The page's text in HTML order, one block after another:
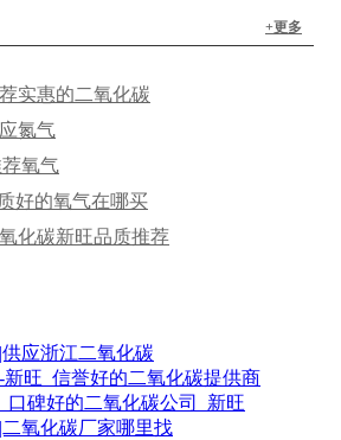
+更多
实惠的二氧化碳
氮气
氧气
好的氧气在哪买
化碳新旺品质推荐
应浙江二氧化碳
新旺_信誉好的二氧化碳提供商
口碑好的二氧化碳公司_新旺
氧化碳厂家哪里找